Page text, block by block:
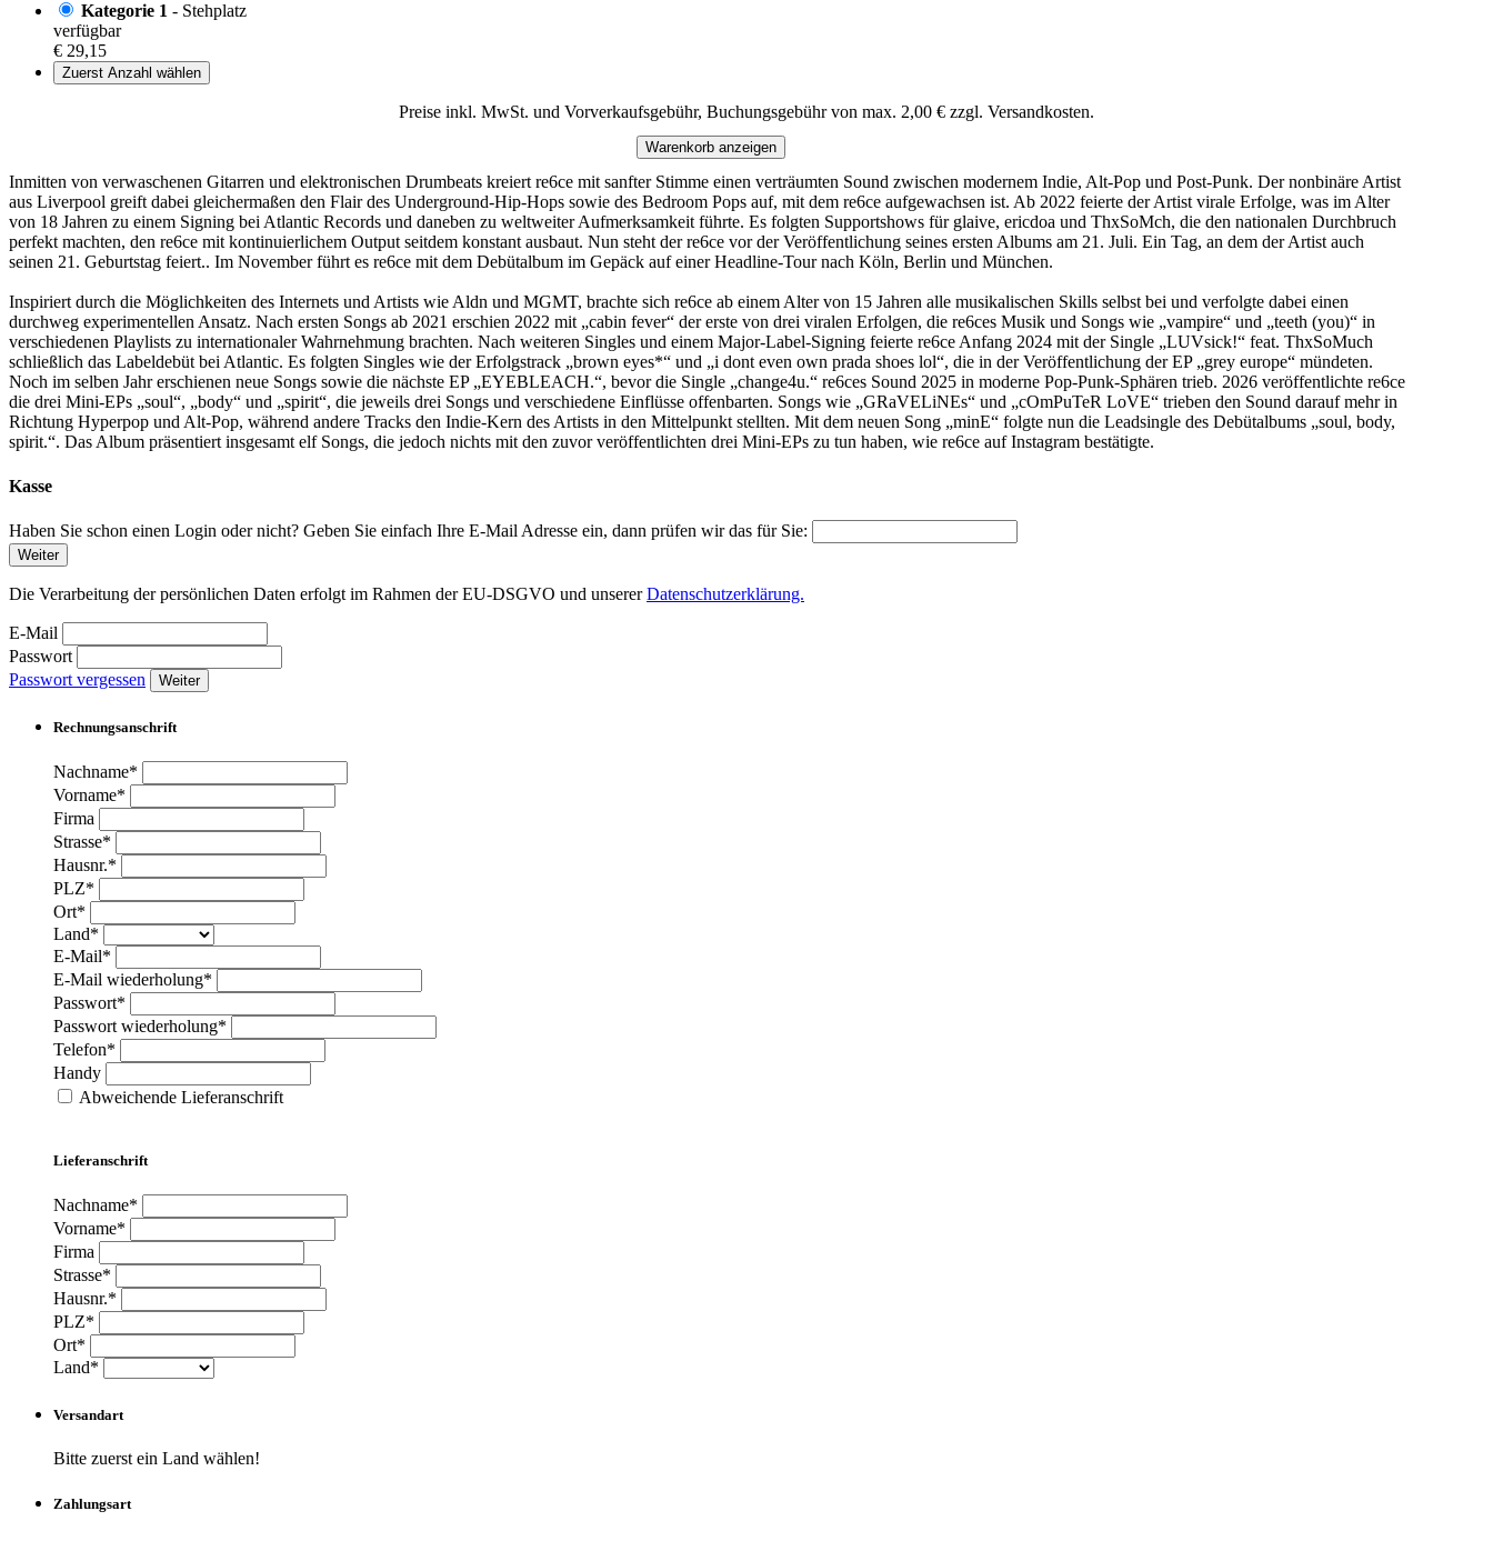
Kategorie 1 - Stehplatz
verfügbar
€ 29,15
Zuerst Anzahl wählen
Preise inkl. MwSt. und Vorverkaufsgebühr, Buchungsgebühr von max. 2,00 € zzgl. Versandkosten.
Warenkorb anzeigen
Inmitten von verwaschenen Gitarren und elektronischen Drumbeats kreiert re6ce mit sanfter Stimme einen verträumten Sound zwischen modernem Indie, Alt-Pop und Post-Punk. Der nonbinäre Artist
aus Liverpool greift dabei gleichermaßen den Flair des Underground-Hip-Hops sowie des Bedroom Pops auf, mit dem re6ce aufgewachsen ist. Ab 2022 feierte der Artist virale Erfolge, was im Alter
von 18 Jahren zu einem Signing bei Atlantic Records und daneben zu weltweiter Aufmerksamkeit führte. Es folgten Supportshows für glaive, ericdoa und ThxSoMch, die den nationalen Durchbruch
perfekt machten, den re6ce mit kontinuierlichem Output seitdem konstant ausbaut. Nun steht der re6ce vor der Veröffentlichung seines ersten Albums am 21. Juli. Ein Tag, an dem der Artist auch
seinen 21. Geburtstag feiert.. Im November führt es re6ce mit dem Debütalbum im Gepäck auf einer Headline-Tour nach Köln, Berlin und München.
Inspiriert durch die Möglichkeiten des Internets und Artists wie Aldn und MGMT, brachte sich re6ce ab einem Alter von 15 Jahren alle musikalischen Skills selbst bei und verfolgte dabei einen
durchweg experimentellen Ansatz. Nach ersten Songs ab 2021 erschien 2022 mit „cabin fever“ der erste von drei viralen Erfolgen, die re6ces Musik und Songs wie „vampire“ und „teeth (you)“ in
verschiedenen Playlists zu internationaler Wahrnehmung brachten. Nach weiteren Singles und einem Major-Label-Signing feierte re6ce Anfang 2024 mit der Single „LUVsick!“ feat. ThxSoMuch
schließlich das Labeldebüt bei Atlantic. Es folgten Singles wie der Erfolgstrack „brown eyes*“ und „i dont even own prada shoes lol“, die in der Veröffentlichung der EP „grey europe“ mündeten.
Noch im selben Jahr erschienen neue Songs sowie die nächste EP „EYEBLEACH.“, bevor die Single „change4u.“ re6ces Sound 2025 in moderne Pop-Punk-Sphären trieb. 2026 veröffentlichte re6ce
die drei Mini-EPs „soul“, „body“ und „spirit“, die jeweils drei Songs und verschiedene Einflüsse offenbarten. Songs wie „GRaVELiNEs“ und „cOmPuTeR LoVE“ trieben den Sound darauf mehr in
Richtung Hyperpop und Alt-Pop, während andere Tracks den Indie-Kern des Artists in den Mittelpunkt stellten. Mit dem neuen Song „minE“ folgte nun die Leadsingle des Debütalbums „soul, body,
spirit.“. Das Album präsentiert insgesamt elf Songs, die jedoch nichts mit den zuvor veröffentlichten drei Mini-EPs zu tun haben, wie re6ce auf Instagram bestätigte.
Kasse
Haben Sie schon einen Login oder nicht? Geben Sie einfach Ihre E-Mail Adresse ein, dann prüfen wir das für Sie:
Weiter
Die Verarbeitung der persönlichen Daten erfolgt im Rahmen der EU-DSGVO und unsererDatenschutzerklärung.
E-Mail
Passwort
Passwort vergessen
Weiter
Rechnungsanschrift
Nachname*
Vorname*
Firma
Strasse*
Hausnr.*
PLZ*
Ort*
Land*
E-Mail*
E-Mail wiederholung*
Passwort*
Passwort wiederholung*
Telefon*
Handy
Abweichende Lieferanschrift
Lieferanschrift
Nachname*
Vorname*
Firma
Strasse*
Hausnr.*
PLZ*
Ort*
Land*
Versandart
Bitte zuerst ein Land wählen!
Zahlungsart